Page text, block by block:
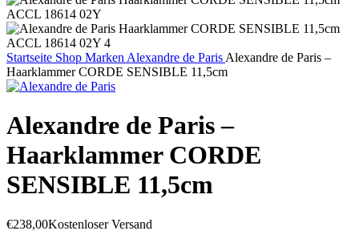
Startseite Shop Marken Alexandre de Paris Alexandre de Paris –
Haarklammer CORDE SENSIBLE 11,5cm
Alexandre de Paris –
Haarklammer CORDE
SENSIBLE 11,5cm
€238,00Kostenloser Versand